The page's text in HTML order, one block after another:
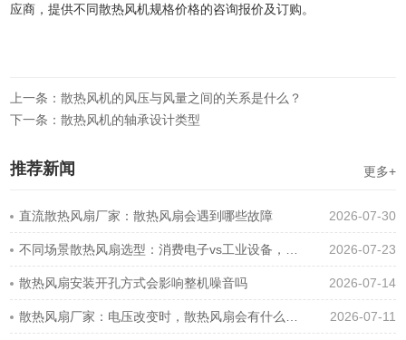
应商，提供不同散热风机规格价格的咨询报价及订购。
上一条：散热风机的风压与风量之间的关系是什么？
下一条：散热风机的轴承设计类型
推荐新闻 更多+
2026-07-30
直流散热风扇厂家：散热风扇会遇到哪些故障
2026-07-23
2026-07-14
散热风扇安装开孔方式会影响整机噪音吗
2026-07-11